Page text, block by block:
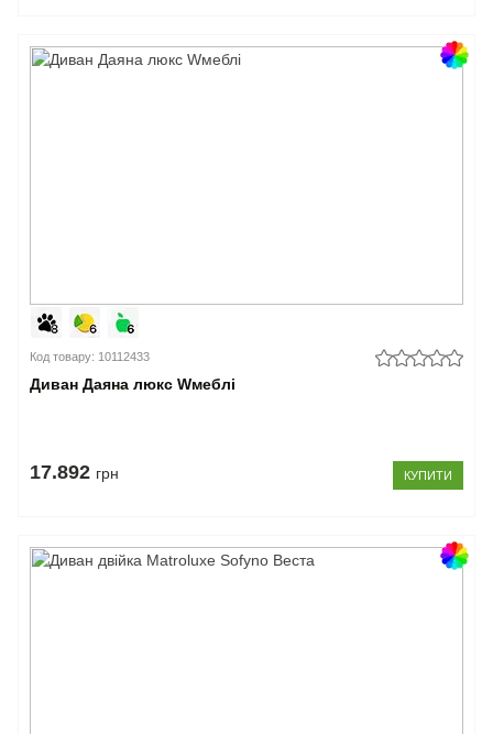
Код товару: 10112433
Диван Даяна люкс Wмеблі
17.892 грн КУПИТИ